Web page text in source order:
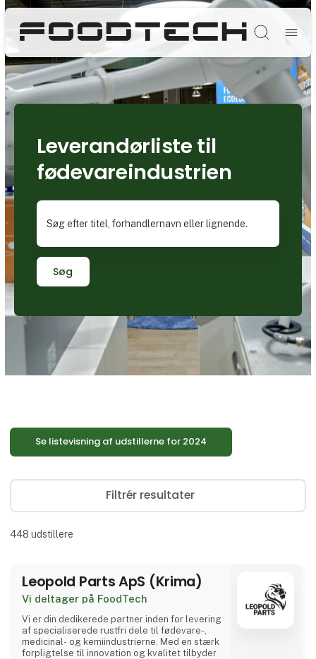
Søg
Leverandørliste til
fødevareindustrien
Søg efter titel, forhandlernavn eller lignende.
Søg
Se listevisning af udstillerne for 2024
Filtrér resultater
448 udstillere
Leopold Parts ApS (Krima)
Vi deltager på FoodTech
Vi er din dedikerede partner inden for levering
af specialiserede rustfri dele til fødevare-,
medicinal- og kemiindustrierne. Med en stærk
forpligtelse til innovation og kvalitet tilbyder